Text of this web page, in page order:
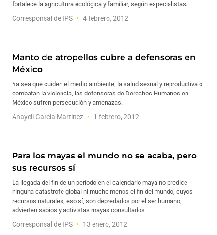
fortalece la agricultura ecológica y familiar, según especialistas.
Corresponsal de IPS 4 febrero, 2012
Manto de atropellos cubre a defensoras en
México
Ya sea que cuiden el medio ambiente, la salud sexual y reproductiva o
combatan la violencia, las defensoras de Derechos Humanos en
México sufren persecución y amenazas.
Anayeli Garcia Martinez 1 febrero, 2012
Para los mayas el mundo no se acaba, pero
sus recursos sí
La llegada del fin de un período en el calendario maya no predice
ninguna catástrofe global ni mucho menos el fin del mundo, cuyos
recursos naturales, eso sí, son depredados por el ser humano,
advierten sabios y activistas mayas consultados
Corresponsal de IPS 13 enero, 2012